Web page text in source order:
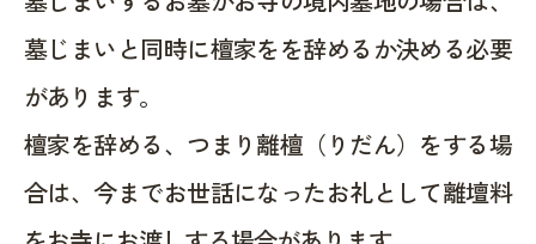
墓じまいと同時に檀家をを辞めるか決める必要
があります。
檀家を辞める、つまり離檀（りだん）をする場
合は、今までお世話になったお礼として離壇料